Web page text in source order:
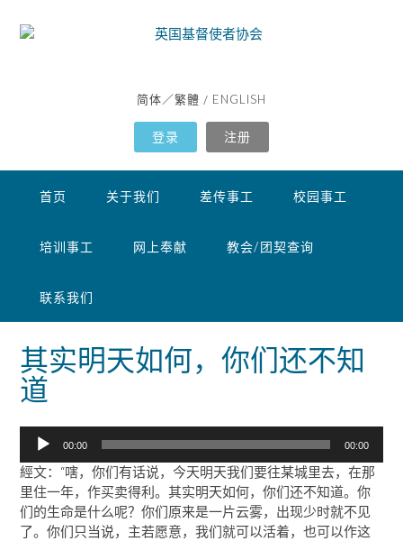
简体／繁體 / ENGLISH
登录 注册
首页 关于我们 差传事工 校园事工
培训事工 网上奉献 教会/团契查询
联系我们
其实明天如何，你们还不知
道
播
放
器
00:00 00:00
經文：“嗐，你们有话说，今天明天我们要往某城里去，在那
里住一年，作买卖得利。其实明天如何，你们还不知道。你
们的生命是什么呢？你们原来是一片云雾，出现少时就不见
了。你们只当说，主若愿意，我们就可以活着，也可以作这